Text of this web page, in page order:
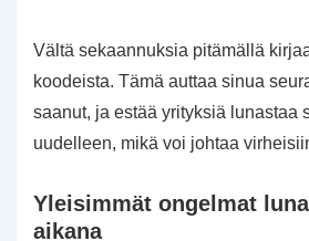
Vältä sekaannuksia pitämällä
koodeista. Tämä auttaa sinua
saanut, ja estää yrityksiä lunastaa
uudelleen, mikä voi johtaa
Yleisimmät ongelmat
aikana